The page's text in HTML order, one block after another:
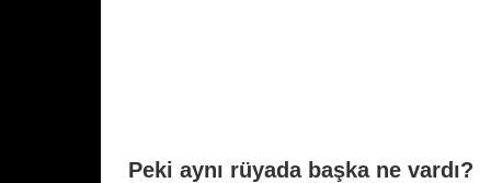
Peki aynı rüyada başka ne vardı?